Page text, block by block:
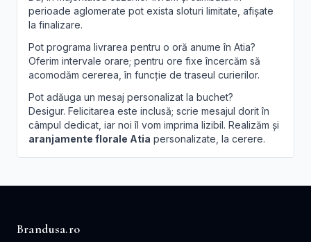
perioade aglomerate pot exista sloturi limitate, afișate
la finalizare.
Pot programa livrarea pentru o oră anume în Atia?
Oferim intervale orare; pentru ore fixe încercăm să
acomodăm cererea, în funcție de traseul curierilor.
Pot adăuga un mesaj personalizat la buchet?
Desigur. Felicitarea este inclusă; scrie mesajul dorit în
câmpul dedicat, iar noi îl vom imprima lizibil. Realizăm și
aranjamente florale Atia personalizate, la cerere.
Brandusa.ro